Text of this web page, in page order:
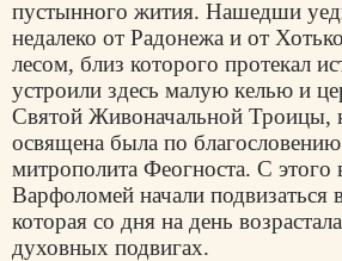
пустынного жития. Нашедши
недалеко от Радонежа и от
лесом, близ которого протекал
устроили здесь малую келью и
Святой Живоначальной Троицы,
освящена была по
митрополита Феогноста. С этого
Варфоломей начали подвизаться
которая со дня на день
духовных подвигах.